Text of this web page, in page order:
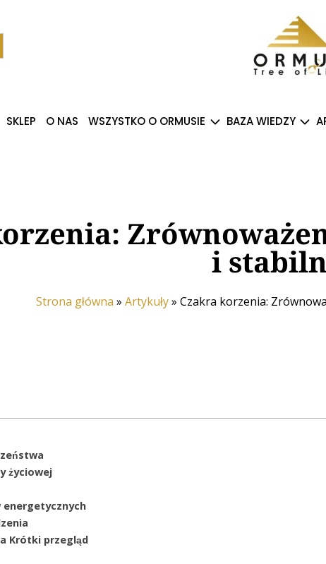
SKLEP O NAS WSZYSTKO O ORMUSIE BAZA WIEDZY
i
Strona główna » Artykuły» Czakra korzenia:
życiowej
energetycznych
Krótki przegląd